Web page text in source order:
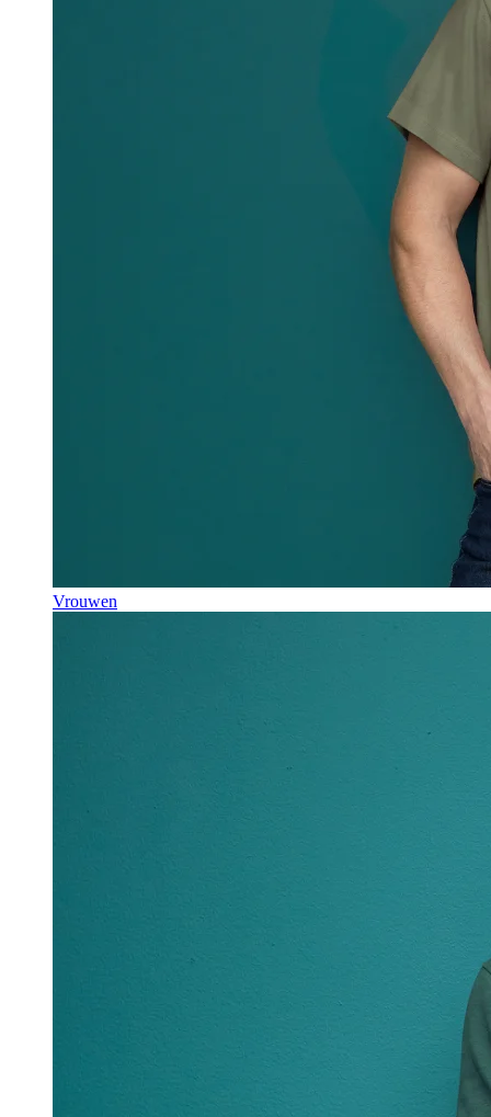
Vrouwen